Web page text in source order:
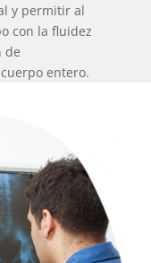
y permitir al
con la fluidez
de
entero.